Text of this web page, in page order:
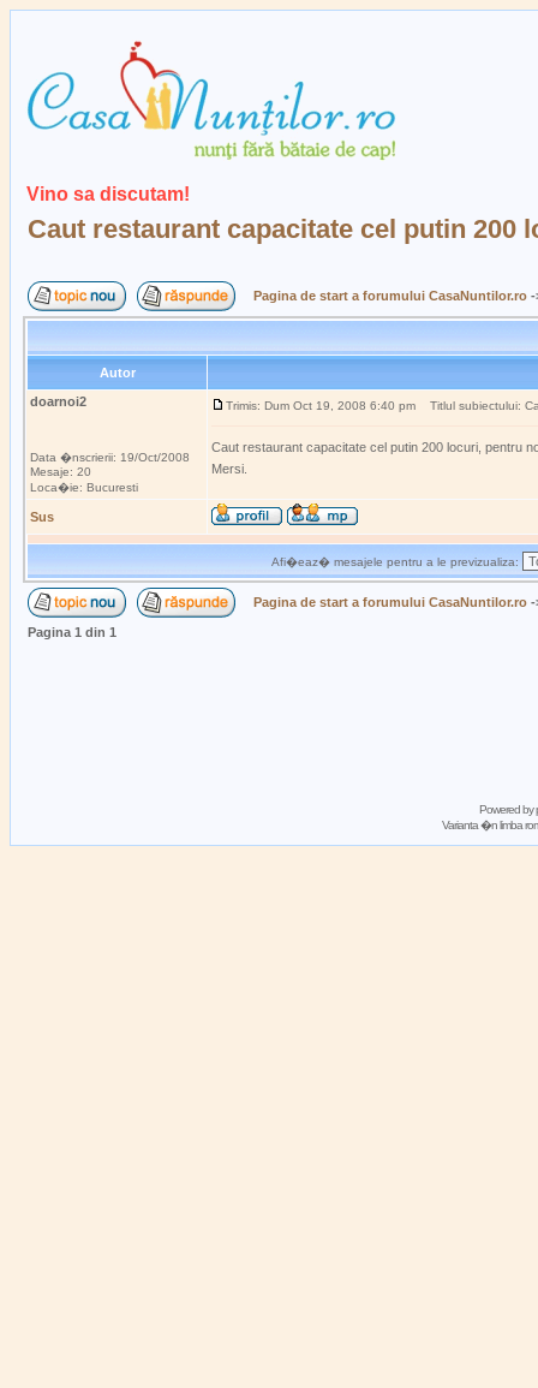
Vino sa discutam!
Caut restaurant capacitate cel putin 200
Pagina de start a forumului CasaNuntilor.ro
Autor
doarnoi2
Data �nscrierii: 19/Oct/2008
Mesaje: 20
Loca�ie: Bucuresti
Trimis: Dum Oct 19, 2008 6:40 pm Titlul subiectului:
Caut restaurant capacitate cel putin 200 locuri, pentru
Mersi.
Sus
Afi�eaz� mesajele pentru a le previzualiza:
Pagina de start a forumului CasaNuntilor.ro
Pagina 1 din 1
Powered by
Varianta �n limba